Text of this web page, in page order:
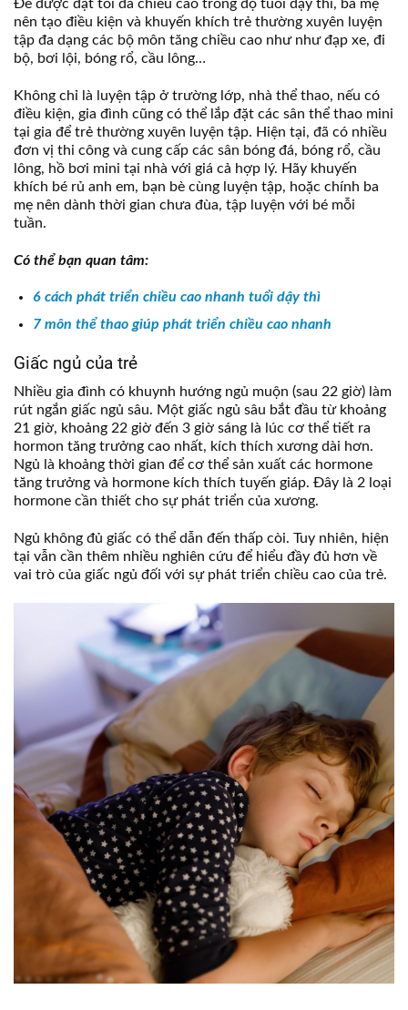
Để được đạt tối đa chiều cao trong độ tuổi dậy thì, ba mẹ
nên tạo điều kiện và khuyến khích trẻ thường xuyên luyện
tập đa dạng các bộ môn tăng chiều cao như như đạp xe, đi
bộ, bơi lội, bóng rổ, cầu lông…
Không chỉ là luyện tập ở trường lớp, nhà thể thao, nếu có
điều kiện, gia đình cũng có thể lắp đặt các sân thể thao mini
tại gia để trẻ thường xuyên luyện tập. Hiện tại, đã có nhiều
đơn vị thi công và cung cấp các sân bóng đá, bóng rổ, cầu
lông, hồ bơi mini tại nhà với giá cả hợp lý. Hãy khuyến
khích bé rủ anh em, bạn bè cùng luyện tập, hoặc chính ba
mẹ nên dành thời gian chưa đùa, tập luyện với bé mỗi
tuần.
Có thể bạn quan tâm:
6 cách phát triển chiều cao nhanh tuổi dậy thì
7 môn thể thao giúp phát triển chiều cao nhanh
Giấc ngủ của trẻ
Nhiều gia đình có khuynh hướng ngủ muộn (sau 22 giờ) làm
rút ngắn giấc ngủ sâu. Một giấc ngủ sâu bắt đầu từ khoảng
21 giờ, khoảng 22 giờ đến 3 giờ sáng là lúc cơ thể tiết ra
hormon tăng trưởng cao nhất, kích thích xương dài hơn.
Ngủ là khoảng thời gian để cơ thể sản xuất các hormone
tăng trưởng và hormone kích thích tuyến giáp. Đây là 2 loại
hormone cần thiết cho sự phát triển của xương.
Ngủ không đủ giấc có thể dẫn đến thấp còi. Tuy nhiên, hiện
tại vẫn cần thêm nhiều nghiên cứu để hiểu đầy đủ hơn về
vai trò của giấc ngủ đối với sự phát triển chiều cao của trẻ.